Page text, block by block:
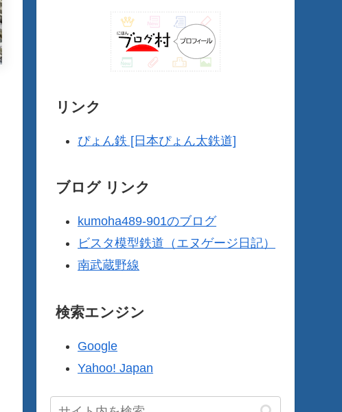
リンク
ぴょん鉄 [日本ぴょん太鉄道]
ブログ リンク
kumoha489-901のブログ
ビスタ模型鉄道（エヌゲージ日記）
南武蔵野線
検索エンジン
Google
Yahoo! Japan